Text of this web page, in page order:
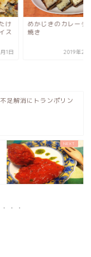
け
ス
1日
めかじきのカレーチ
焼き
2019年2
足解消にトランポリン